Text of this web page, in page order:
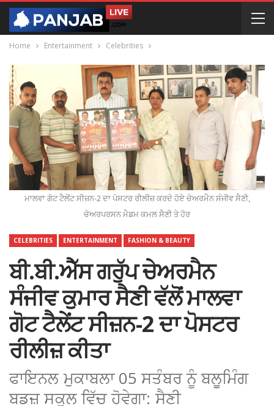
Home Entertainment Celebrities
ਮਾਲਵਾ ਗੋਟ ਟੈਲੇਂਟ ਸੀਜ਼ਨ-2 ਦਾ ਪੋਸਟਰ ਰੀਲੀਜ਼ ਕਰਦੇ ਹੋਏ ਚੇਅਰਮੈਨ ਸੰਜੀਵ ਸੈਣੀ,
ਚੇਅਰਪਰਸਨ ਮੈਡਮ ਕਮਲ ਸੈਣੀ ਤੇ ਹੋਰ
CELEBRITIES ENTERTAINMENT FASHION & BEAUTY
ਬੀ.ਬੀ.ਐੱਸ ਗਰੁੱਪ ਚੇਅਰਮੈਨ
ਸੰਜੀਵ ਕੁਮਾਰ ਸੈਣੀ ਵੱਲੋਂ ਮਾਲਵਾ
ਗੋਟ ਟੈਲੇਂਟ ਸੀਜ਼ਨ-2 ਦਾ ਪੋਸਟਰ
ਰੀਲੀਜ਼ ਕੀਤਾ
ਫਾਇਨਲ ਮੁਕਾਬਲਾ 05 ਸਤੰਬਰ ਨੂੰ ਬਲੂਮਿੰਗ
ਬਡਜ਼ ਸਕੂਲ ਵਿੱਚ ਹੋਵੇਗਾ: ਸੈਣੀ